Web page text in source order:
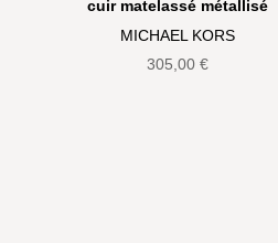
cuir matelassé métallisé
MICHAEL KORS
305,00€